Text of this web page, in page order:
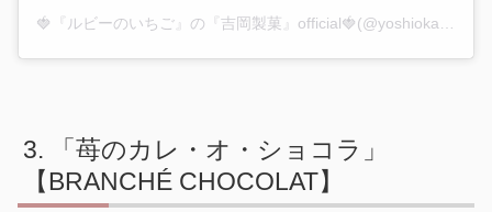
🍓『ルビーのいちご』の『吉岡製菓』official🍓(@yoshioka.sweets.no1)がシェアした投稿
「苺のカレ・オ・ショコラ」
【BRANCHÉ CHOCOLAT】